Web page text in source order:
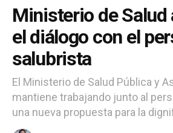
Ministerio de Salud
el diálogo con el
salubrista
El Ministerio de Salud Pública y
mantiene trabajando junto al
una nueva propuesta para la